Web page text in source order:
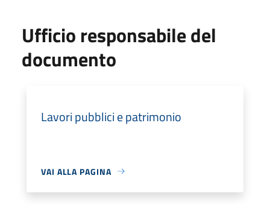
Ufficio responsabile del
documento
Lavori pubblici e patrimonio
VAI ALLA PAGINA